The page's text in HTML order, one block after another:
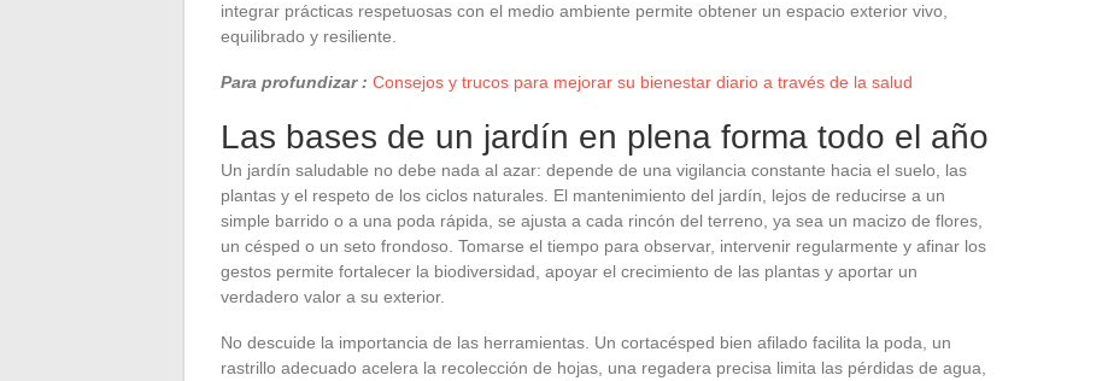
integrar prácticas respetuosas con el medio ambiente permite obtener un espacio exterior vivo,
equilibrado y resiliente.
Para profundizar : Consejos y trucos para mejorar su bienestar diario a través de la salud
Las bases de un jardín en plena forma todo el año
Un jardín saludable no debe nada al azar: depende de una vigilancia constante hacia el suelo, las
plantas y el respeto de los ciclos naturales. El mantenimiento del jardín, lejos de reducirse a un
simple barrido o a una poda rápida, se ajusta a cada rincón del terreno, ya sea un macizo de flores,
un césped o un seto frondoso. Tomarse el tiempo para observar, intervenir regularmente y afinar los
gestos permite fortalecer la biodiversidad, apoyar el crecimiento de las plantas y aportar un
verdadero valor a su exterior.
No descuide la importancia de las herramientas. Un cortacésped bien afilado facilita la poda, un
rastrillo adecuado acelera la recolección de hojas, una regadera precisa limita las pérdidas de agua,